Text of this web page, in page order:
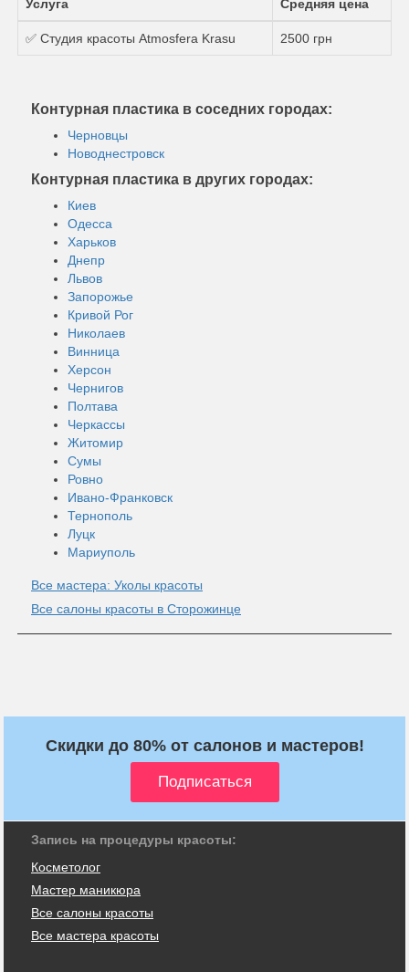
Услуга Средняя цена
✅ Студия красоты Atmosfera Krasu 2500 грн
Контурная пластика в соседних городах:
Черновцы
Новоднестровск
Контурная пластика в других городах:
Киев
Одесса
Харьков
Днепр
Львов
Запорожье
Кривой Рог
Николаев
Винница
Херсон
Чернигов
Полтава
Черкассы
Житомир
Сумы
Ровно
Ивано-Франковск
Тернополь
Луцк
Мариуполь
Все мастера: Уколы красоты
Все салоны красоты в Сторожинце
Скидки до 80% от салонов и мастеров!
Запись на процедуры красоты:
Косметолог
Мастер маникюра
Все салоны красоты
Все мастера красоты